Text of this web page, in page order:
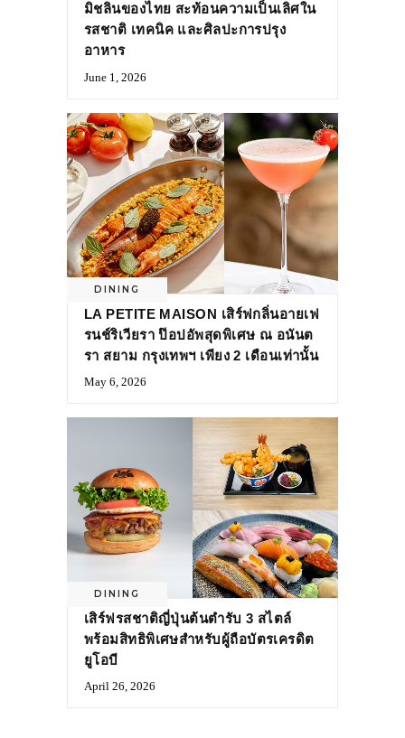
มิชลินของไทย สะท้อนความเป็นเลิศใน
รสชาติ เทคนิค และศิลปะการปรุง
อาหาร
June 1, 2026
DINING
LA PETITE MAISON เสิร์ฟกลิ่นอายเฟ
รนช์ริเวียรา ป๊อปอัพสุดพิเศษ ณ อนันต
รา สยาม กรุงเทพฯ เพียง 2 เดือนเท่านั้น
May 6, 2026
DINING
เสิร์ฟรสชาติญี่ปุ่นต้นตำรับ 3 สไตล์
พร้อมสิทธิพิเศษสำหรับผู้ถือบัตรเครดิต
ยูโอบี
April 26, 2026